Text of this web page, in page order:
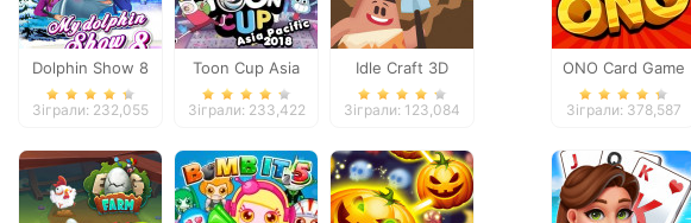
Dolphin Show 8
Зіграли: 232,055
Toon Cup Asia
Pacific 2018
Зіграли: 233,422
Idle Craft 3D
Зіграли: 123,084
ONO Card Game
Зіграли: 378,587